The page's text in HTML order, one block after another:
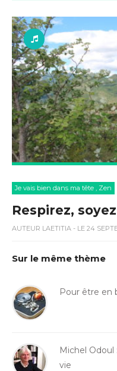
Je vais bien dans ma tête Zen
Respirez,
AUTEUR LAETITIA - LE 24
Sur le même thème
Pour être en
Michel
vie